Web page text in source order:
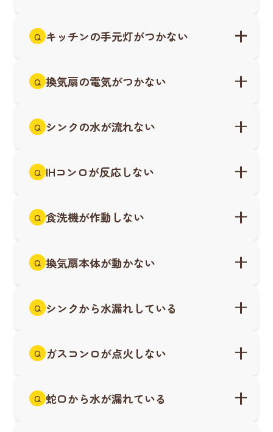
Q キッチンの手元灯がつかない
Q 換気扇の電気がつかない
Q シンクの水が流れない
Q IHコンロが反応しない
Q 食洗機が作動しない
Q 換気扇本体が動かない
Q シンクから水漏れしている
Q ガスコンロが点火しない
Q 蛇口から水が漏れている